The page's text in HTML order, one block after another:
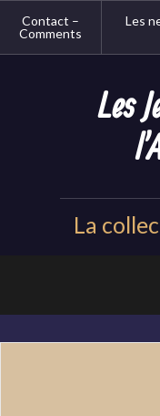
Contact –
Comments
Les
Les
La